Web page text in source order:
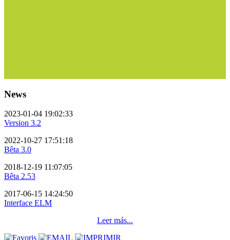
News
2023-01-04 19:02:33
Version 3.2
2022-10-27 17:51:18
Bêta 3.0
2018-12-19 11:07:05
Bêta 2.53
2017-06-15 14:24:50
Interface ELM
Leer más...